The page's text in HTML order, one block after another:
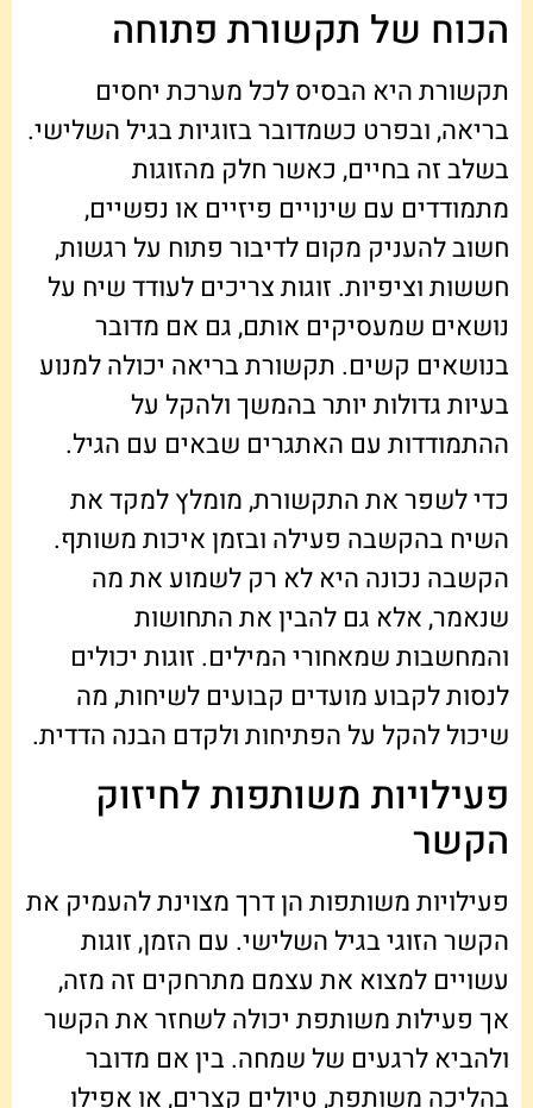
הכוח של תקשורת פתוחה
תקשורת היא הבסיס לכל מערכת יחסים
בריאה, ובפרט כשמדובר בזוגיות בגיל השלישי.
בשלב זה בחיים, כאשר חלק מהזוגות
מתמודדים עם שינויים פיזיים או נפשיים,
חשוב להעניק מקום לדיבור פתוח על רגשות,
חששות וציפיות. זוגות צריכים לעודד שיח על
נושאים שמעסיקים אותם, גם אם מדובר
בנושאים קשים. תקשורת בריאה יכולה למנוע
בעיות גדולות יותר בהמשך ולהקל על
ההתמודדות עם האתגרים שבאים עם הגיל.
כדי לשפר את התקשורת, מומלץ למקד את
השיח בהקשבה פעילה ובזמן איכות משותף.
הקשבה נכונה היא לא רק לשמוע את מה
שנאמר, אלא גם להבין את התחושות
והמחשבות שמאחורי המילים. זוגות יכולים
לנסות לקבוע מועדים קבועים לשיחות, מה
שיכול להקל על הפתיחות ולקדם הבנה הדדית.
פעילויות משותפות לחיזוק
הקשר
פעילויות משותפות הן דרך מצוינת להעמיק את
הקשר הזוגי בגיל השלישי. עם הזמן, זוגות
עשויים למצוא את עצמם מתרחקים זה מזה,
אך פעילות משותפת יכולה לשחזר את הקשר
ולהביא לרגעים של שמחה. בין אם מדובר
בהליכה משותפת, טיולים קצרים, או אפילו